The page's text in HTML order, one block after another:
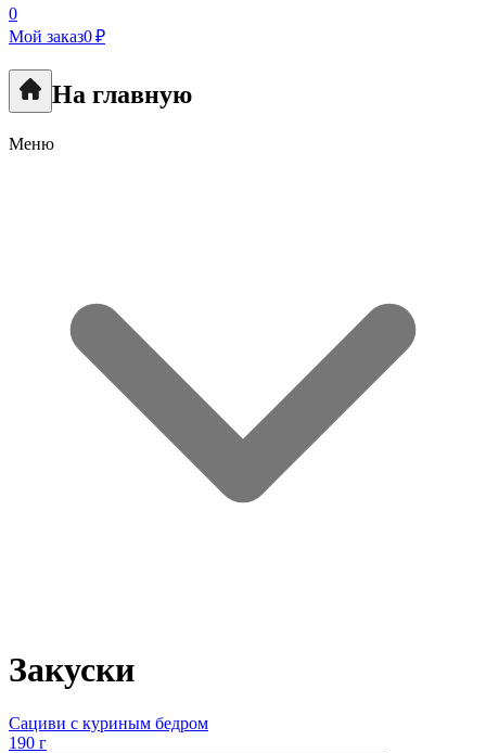
0
Мой заказ0 ₽
На главную
Меню
Закуски
Сациви с куриным бедром
190 г